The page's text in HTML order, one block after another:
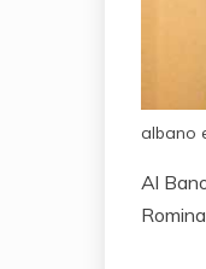
albano
Al